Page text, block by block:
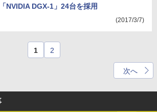
NVIDIA DGX-1」24台を採用
(2017/3/7)
1 2
次へ